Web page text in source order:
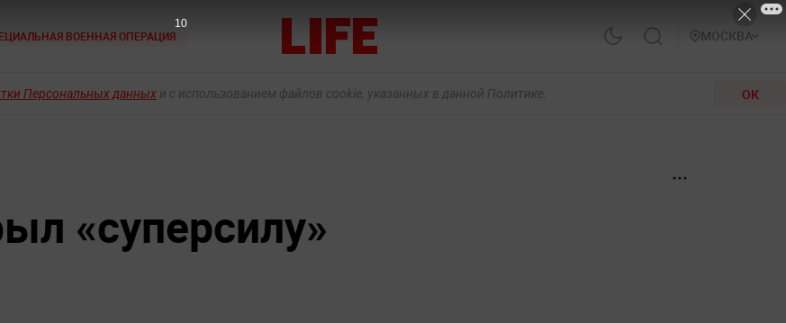
ВОЕННАЯ ОПЕРАЦИЯ МОСКВА
Персональных данных и с использованием файлов cookie, указанных в данной Политике. ОК
«суперсилу»
8